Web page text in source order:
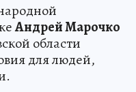
Андрей Марочко
области
для людей,